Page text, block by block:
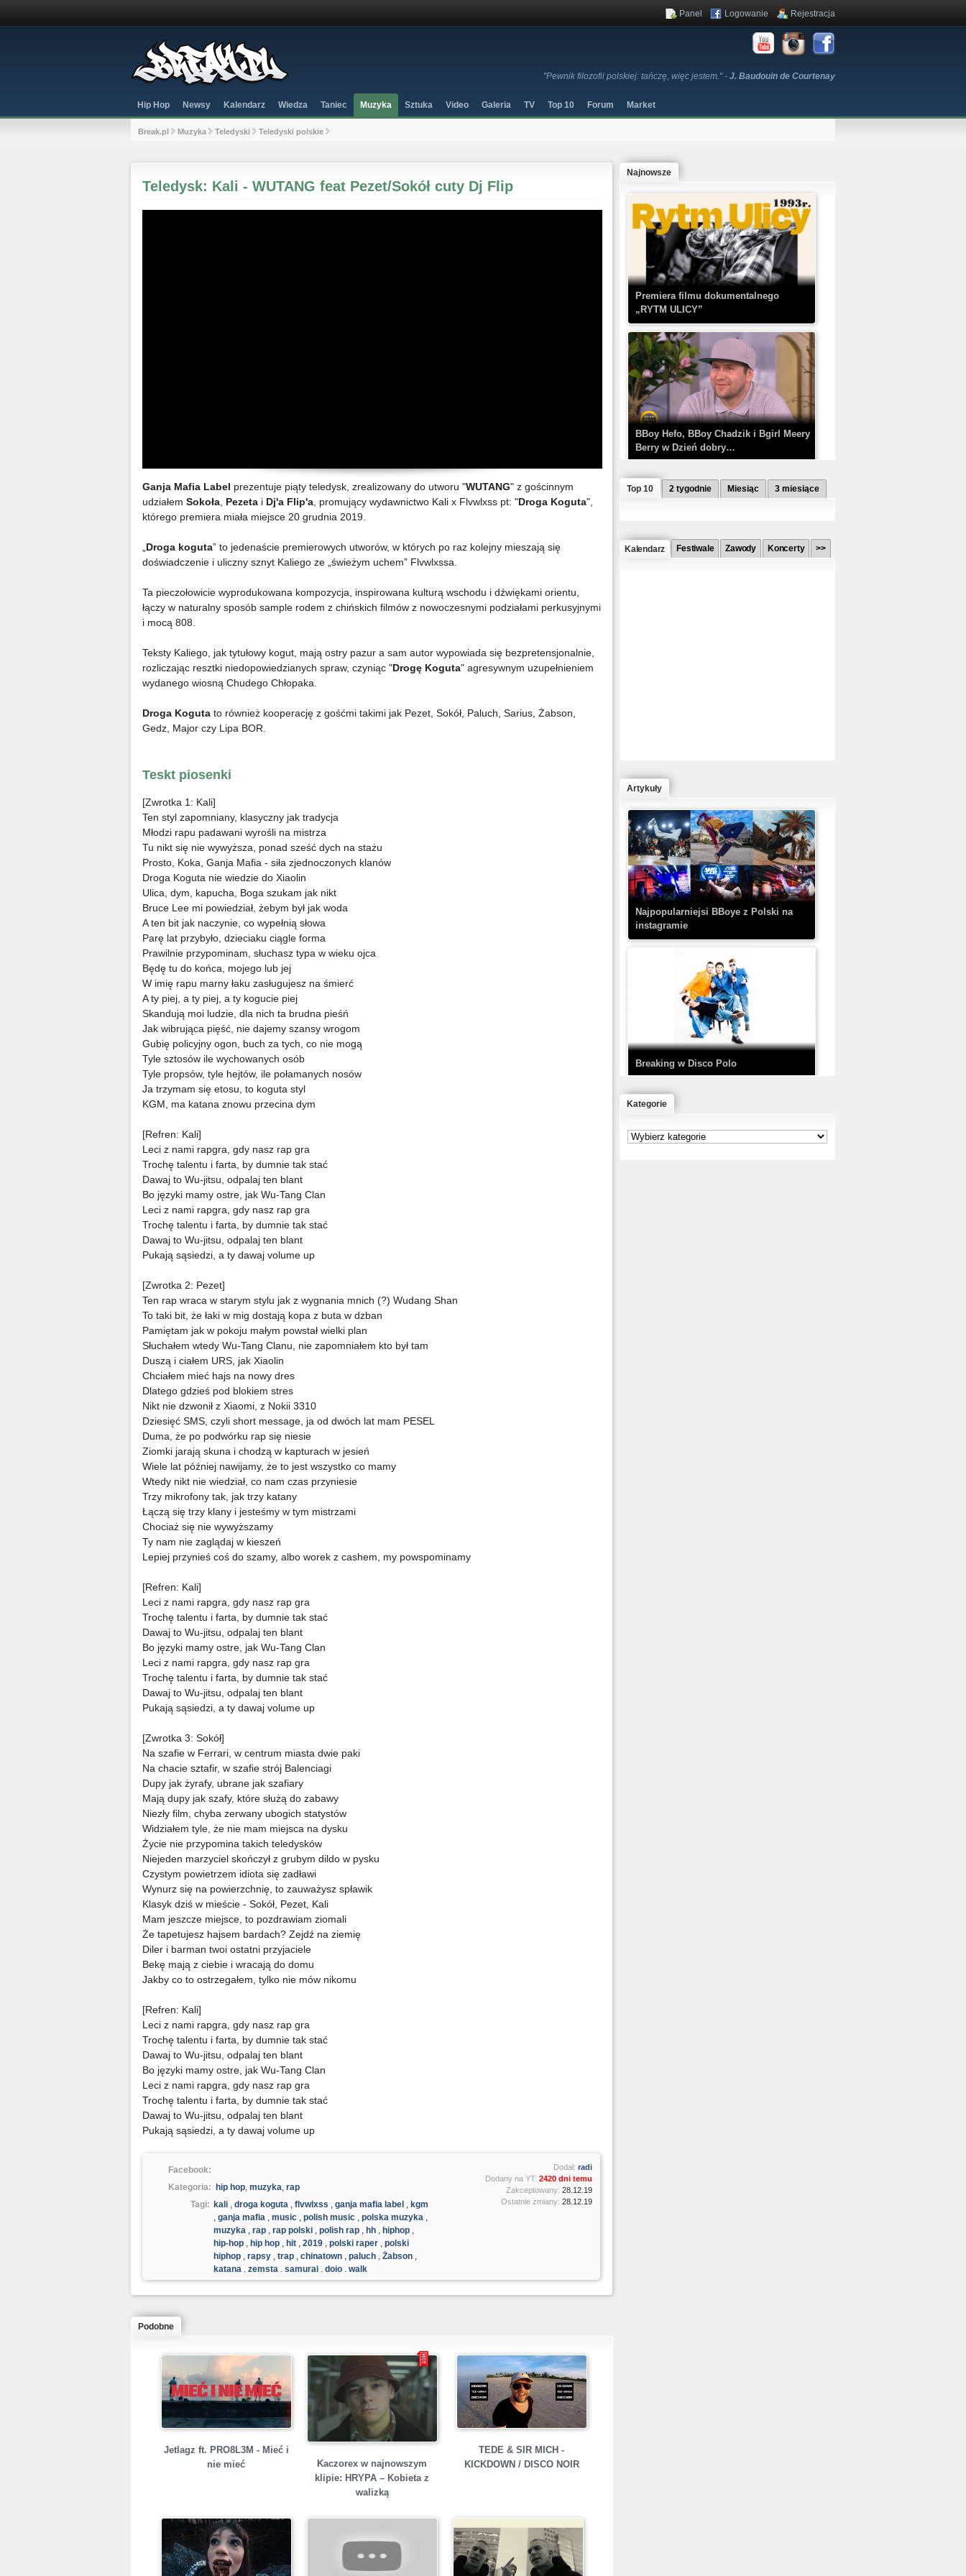
"Pewnik filozofii polskiej: tańczę, więc jestem." - J. Baudouin de Courtenay
Panel Logowanie Rejestracja
Hip Hop Newsy Kalendarz Wiedza Taniec Muzyka Sztuka Video Galeria TV Top 10 Forum Market
Break.pl Muzyka Teledyski Teledyski polskie
Teledysk: Kali - WUTANG feat Pezet/Sokół cuty Dj Flip
Ganja Mafia Label prezentuje piąty teledysk, zrealizowany do utworu "WUTANG" z gościnnym
udziałem Sokoła Pezeta i Dj'a Flip'a , promujący wydawnictwo Kali x Flvwlxss pt: "Droga Koguta",
którego premiera miała miejsce 20 grudnia 2019.
Droga koguta” to jedenaście premierowych utworów, w których po raz kolejny mieszają się
doświadczenie i uliczny sznyt Kaliego ze „świeżym uchem” Flvwlxssa.
Ta pieczołowicie wyprodukowana kompozycja, inspirowana kulturą wschodu i dźwiękami orientu,
łączy w naturalny sposób sample rodem z chińskich filmów z nowoczesnymi podziałami perkusyjnymi
i mocą 808.
Teksty Kaliego, jak tytułowy kogut, mają ostry pazur a sam autor wypowiada się bezpretensjonalnie,
rozliczając resztki niedopowiedzianych spraw, czyniąc "Drogę Koguta" agresywnym uzupełnieniem
wydanego wiosną Chudego Chłopaka.
Droga Koguta to również kooperację z gośćmi takimi jak Pezet, Sokół, Paluch, Sarius, Żabson,
Gedz, Major czy Lipa BOR.
Teskt piosenki
[Zwrotka 1: Kali]
Ten styl zapomniany, klasyczny jak tradycja
Młodzi rapu padawani wyrośli na mistrza
Tu nikt się nie wywyższa, ponad sześć dych na stażu
Prosto, Koka, Ganja Mafia - siła zjednoczonych klanów
Droga Koguta nie wiedzie do Xiaolin
Ulica, dym, kapucha, Boga szukam jak nikt
Bruce Lee mi powiedział, żebym był jak woda
A ten bit jak naczynie, co wypełnią słowa
Parę lat przybyło, dzieciaku ciągle forma
Prawilnie przypominam, słuchasz typa w wieku ojca
Będę tu do końca, mojego lub jej
W imię rapu marny łaku zasługujesz na śmierć
A ty piej, a ty piej, a ty kogucie piej
Skandują moi ludzie, dla nich ta brudna pieśń
Jak wibrująca pięść, nie dajemy szansy wrogom
Gubię policyjny ogon, buch za tych, co nie mogą
Tyle sztosów ile wychowanych osób
Tyle propsów, tyle hejtów, ile połamanych nosów
Ja trzymam się etosu, to koguta styl
KGM, ma katana znowu przecina dym
[Refren: Kali]
Leci z nami rapgra, gdy nasz rap gra
Trochę talentu i farta, by dumnie tak stać
Dawaj to Wu-jitsu, odpalaj ten blant
Bo języki mamy ostre, jak Wu-Tang Clan
Leci z nami rapgra, gdy nasz rap gra
Trochę talentu i farta, by dumnie tak stać
Dawaj to Wu-jitsu, odpalaj ten blant
Pukają sąsiedzi, a ty dawaj volume up
[Zwrotka 2: Pezet]
Ten rap wraca w starym stylu jak z wygnania mnich (?) Wudang Shan
To taki bit, że łaki w mig dostają kopa z buta w dzban
Pamiętam jak w pokoju małym powstał wielki plan
Słuchałem wtedy Wu-Tang Clanu, nie zapomniałem kto był tam
Duszą i ciałem URS, jak Xiaolin
Chciałem mieć hajs na nowy dres
Dlatego gdzieś pod blokiem stres
Nikt nie dzwonił z Xiaomi, z Nokii 3310
Dziesięć SMS, czyli short message, ja od dwóch lat mam PESEL
Duma, że po podwórku rap się niesie
Ziomki jarają skuna i chodzą w kapturach w jesień
Wiele lat później nawijamy, że to jest wszystko co mamy
Wtedy nikt nie wiedział, co nam czas przyniesie
Trzy mikrofony tak, jak trzy katany
Łączą się trzy klany i jesteśmy w tym mistrzami
Chociaż się nie wywyższamy
Ty nam nie zaglądaj w kieszeń
Lepiej przynieś coś do szamy, albo worek z cashem, my powspominamy
[Refren: Kali]
Leci z nami rapgra, gdy nasz rap gra
Trochę talentu i farta, by dumnie tak stać
Dawaj to Wu-jitsu, odpalaj ten blant
Bo języki mamy ostre, jak Wu-Tang Clan
Leci z nami rapgra, gdy nasz rap gra
Trochę talentu i farta, by dumnie tak stać
Dawaj to Wu-jitsu, odpalaj ten blant
Pukają sąsiedzi, a ty dawaj volume up
[Zwrotka 3: Sokół]
Na szafie w Ferrari, w centrum miasta dwie paki
Na chacie sztafir, w szafie strój Balenciagi
Dupy jak żyrafy, ubrane jak szafiary
Mają dupy jak szafy, które służą do zabawy
Niezły film, chyba zerwany ubogich statystów
Widziałem tyle, że nie mam miejsca na dysku
Życie nie przypomina takich teledysków
Niejeden marzyciel skończył z grubym dildo w pysku
Czystym powietrzem idiota się zadławi
Wynurz się na powierzchnię, to zauważysz spławik
Klasyk dziś w mieście - Sokół, Pezet, Kali
Mam jeszcze miejsce, to pozdrawiam ziomali
Że tapetujesz hajsem bardach? Zejdź na ziemię
Diler i barman twoi ostatni przyjaciele
Bekę mają z ciebie i wracają do domu
Jakby co to ostrzegałem, tylko nie mów nikomu
[Refren: Kali]
Leci z nami rapgra, gdy nasz rap gra
Trochę talentu i farta, by dumnie tak stać
Dawaj to Wu-jitsu, odpalaj ten blant
Bo języki mamy ostre, jak Wu-Tang Clan
Leci z nami rapgra, gdy nasz rap gra
Trochę talentu i farta, by dumnie tak stać
Dawaj to Wu-jitsu, odpalaj ten blant
Pukają sąsiedzi, a ty dawaj volume up
Facebook:
Kategoria: hip hop muzyka rap
Tagi: kali droga koguta flvwlxss ganja mafia label
kgm
ganja mafia music polish music polska muzyka
muzyka
rap rap polski polish rap hh hiphop
hip-hop
hip hop hit 2019 polski raper
polski
hiphop
rapsy trap chinatown paluch Żabson
katana
zemsta samuraj dojo walk
Dodał: radi
Dodany na YT: 2420 dni temu
Zakceptowany: 28.12.19
Ostatnie zmiany: 28.12.19
Podobne
Jetlagz ft. PRO8L3M - Mieć i
nie mieć
Kaczorex w najnowszym
klipie: HRYPA – Kobieta z
walizką
TEDE & SIR MICH -
KICKDOWN / DISCO NOIR
Najnowsze
Premiera filmu dokumentalnego
„RYTM ULICY”
BBoy Hefo, BBoy Chadzik i Bgirl Meery
Berry w Dzień dobry…
Kaczorex w najnowszym klipie: HRYPA
– Kobieta z walizką
TEDE & SIR MICH - KICKDOWN /
DISCO NOIR
Prod. Chubeats, Scratch:…
Top 10 2 tygodnie Miesiąc 3 miesiące
Kalendarz Festiwale Zawody Koncerty >>
Artykuły
Najpopularniejsi BBoye z Polski na
instagramie
Breaking w Disco Polo
Kategorie